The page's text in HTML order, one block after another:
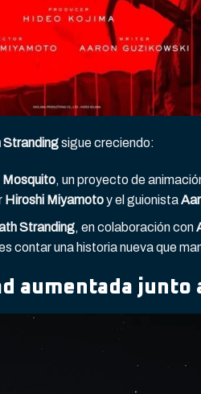
Strandingsigue creciendo:
Mosquito, un proyecto de
Hiroshi Miyamotoy el guionista
Stranding, en colaboración con
contar una historia nueva que
aumentada junto